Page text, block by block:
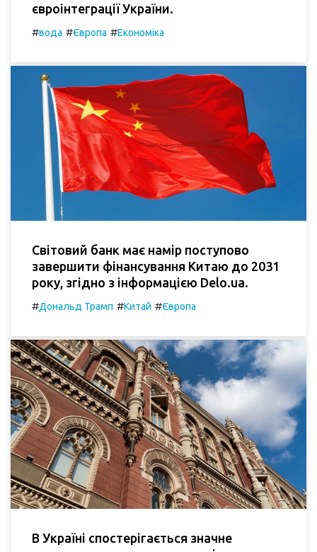
євроінтеграції України.
#вода #Європа #Економіка
Світовий банк має намір поступово
завершити фінансування Китаю до 2031
року, згідно з інформацією Delo.ua.
#Дональд Трамп #Китай #Європа
В Україні спостерігається значне